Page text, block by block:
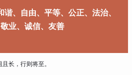
、自由、平等、公正、法治、
业、诚信、友善
且长，行则将至。